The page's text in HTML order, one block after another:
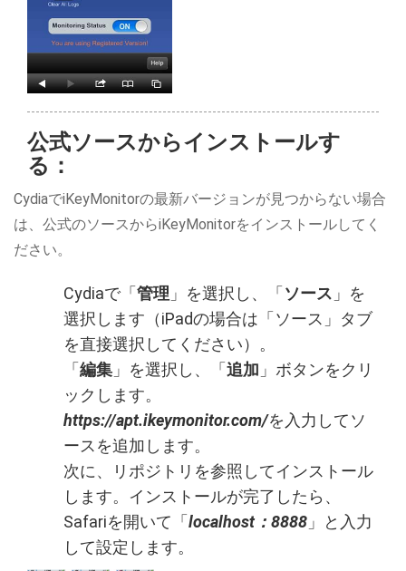
公式ソースからインストールす
る：
CydiaでiKeyMonitorの最新バージョンが見つからない場合
は、公式のソースからiKeyMonitorをインストールしてく
ださい。
Cydiaで「管理 」を選択し、「ソース 」を
選択します（iPadの場合は「ソース」タブ
を直接選択してください）。
「編集 」を選択し、「追加 」ボタンをクリ
ックします。
https://apt.ikeymonitor.com/を入力してソ
ースを追加します。
次に、リポジトリを参照してインストール
します。インストールが完了したら、
Safariを開いて「localhost：8888 」と入力
して設定します。